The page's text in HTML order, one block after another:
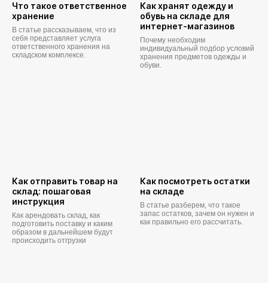
Что такое ответственное
хранение
В статье рассказываем, что из
себя представляет услуга
ответственного хранения на
складском комплексе.
Как хранят одежду и
обувь на складе для
интернет-магазинов
Почему необходим
индивидуальный подбор условий
хранения предметов одежды и
обуви.
Как отправить товар на
склад: пошаговая
инструкция
Как арендовать склад, как
подготовить поставку и каким
образом в дальнейшем будут
происходить отгрузки
Как посмотреть остатки
на складе
В статье разберем, что такое
запас остатков, зачем он нужен и
как правильно его рассчитать.